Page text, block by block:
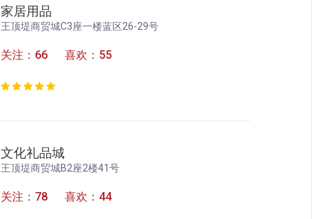
家居用品
王顶堤商贸城C3座一楼蓝区26-29号
关注：66 喜欢：55
文化礼品城
王顶堤商贸城B2座2楼41号
关注：78 喜欢：44